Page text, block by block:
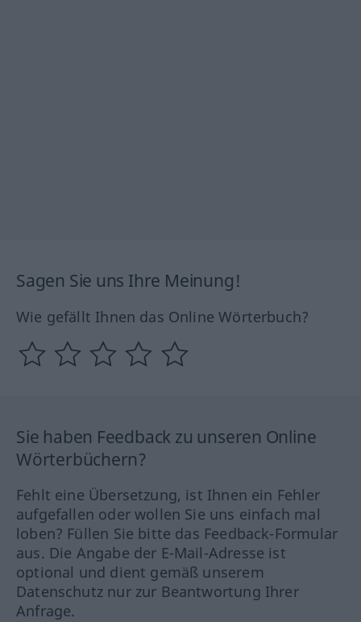
Sagen Sie uns Ihre Meinung!
Wie gefällt Ihnen das Online Wörterbuch?
Sie haben Feedback zu unseren Online
Wörterbüchern?
Fehlt eine Übersetzung, ist Ihnen ein Fehler
aufgefallen oder wollen Sie uns einfach mal
loben? Füllen Sie bitte das Feedback-Formular
aus. Die Angabe der E-Mail-Adresse ist
optional und dient gemäß unserem
Datenschutz nur zur Beantwortung Ihrer
Anfrage.